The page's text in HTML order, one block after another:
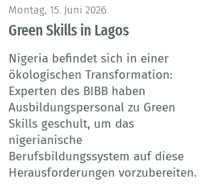
Montag, 15. Juni 2026
Green Skills in Lagos
Nigeria befindet sich in einer
ökologischen Transformation:
Experten des BIBB haben
Ausbildungspersonal zu Green
Skills geschult, um das
nigerianische
Berufsbildungssystem auf diese
Herausforderungen vorzubereiten.